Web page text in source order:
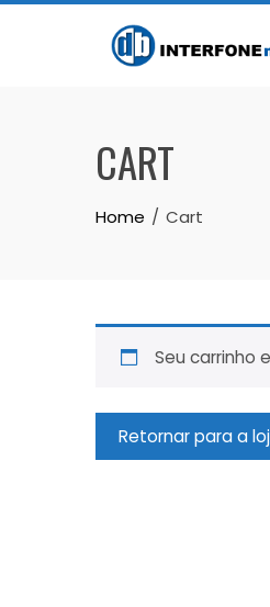
CART
Home Cart
Seu carrinho
Retornar para a